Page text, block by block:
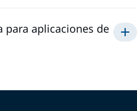
para aplicaciones de